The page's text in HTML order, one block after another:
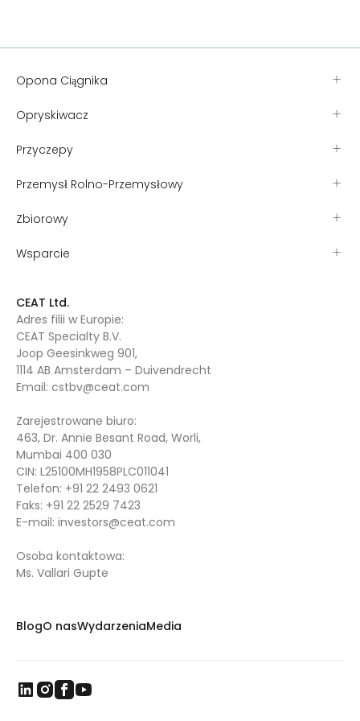
Opona Ciągnika
Opryskiwacz
Przyczepy
Przemysł Rolno-Przemysłowy
Zbiorowy
Wsparcie
CEAT Ltd.
Adres filii w Europie:
CEAT Specialty B.V.
Joop Geesinkweg 901,
1114 AB Amsterdam – Duivendrecht
Email: cstbv@ceat.com
Zarejestrowane biuro:
463, Dr. Annie Besant Road, Worli,
Mumbai 400 030
CIN: L25100MH1958PLC011041
Telefon: +91 22 2493 0621
Faks: +91 22 2529 7423
E-mail: investors@ceat.com
Osoba kontaktowa:
Ms. Vallari Gupte
BlogO nasWydarzeniaMedia